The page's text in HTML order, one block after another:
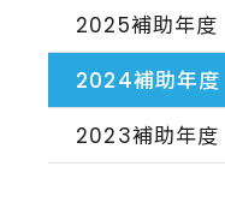
2025補助年度
2024補助年度
2023補助年度